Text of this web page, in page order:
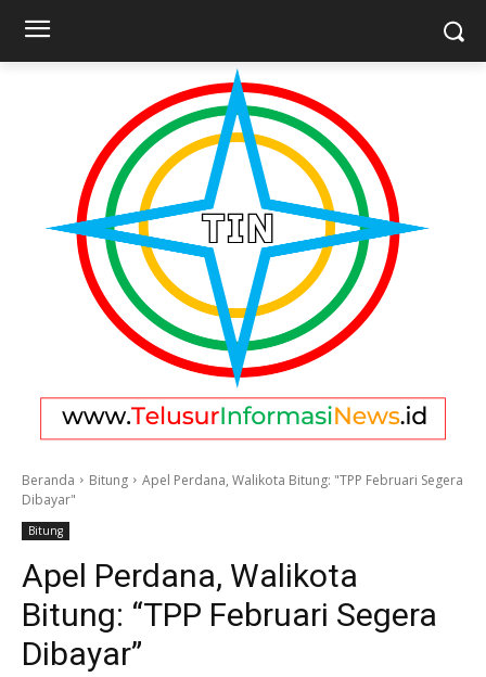
Beranda Bitung
Apel Perdana, Walikota Bitung: "TPP Februari Segera
Dibayar"
Bitung
Apel Perdana, Walikota
Bitung: “TPP Februari Segera
Dibayar”